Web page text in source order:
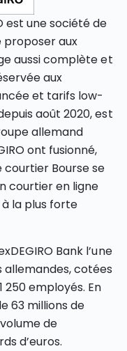
est une société de
proposer aux
aussi complète et
aux
et tarifs low-
août 2020, est
allemand
ont fusionné,
courtier Bourse se
courtier en ligne
la plus forte
Bank l’une
allemandes, cotées
250 employés. En
63 millions de
de
d’euros.